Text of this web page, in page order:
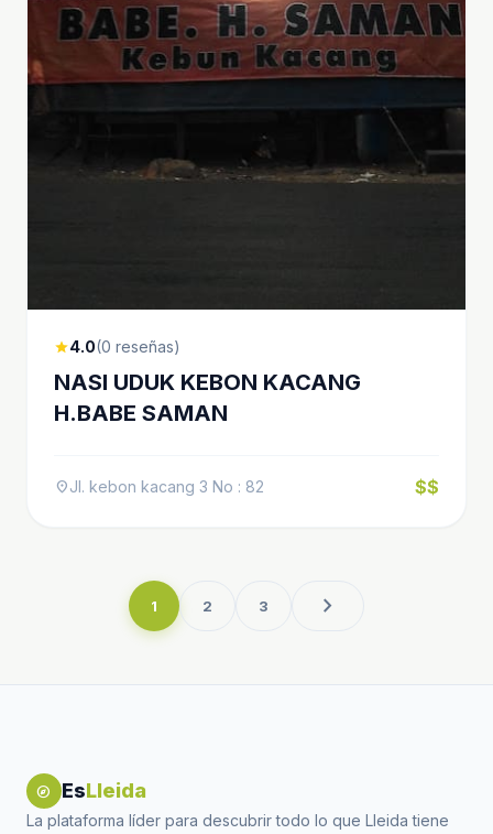
star4.0(0 reseñas)
NASI UDUK KEBON KACANG
H.BABE SAMAN
location_onJl. kebon kacang 3 No : 82 $$
1 2 3 chevron_right
explore EsLleida
La plataforma líder para descubrir todo lo que Lleida tiene